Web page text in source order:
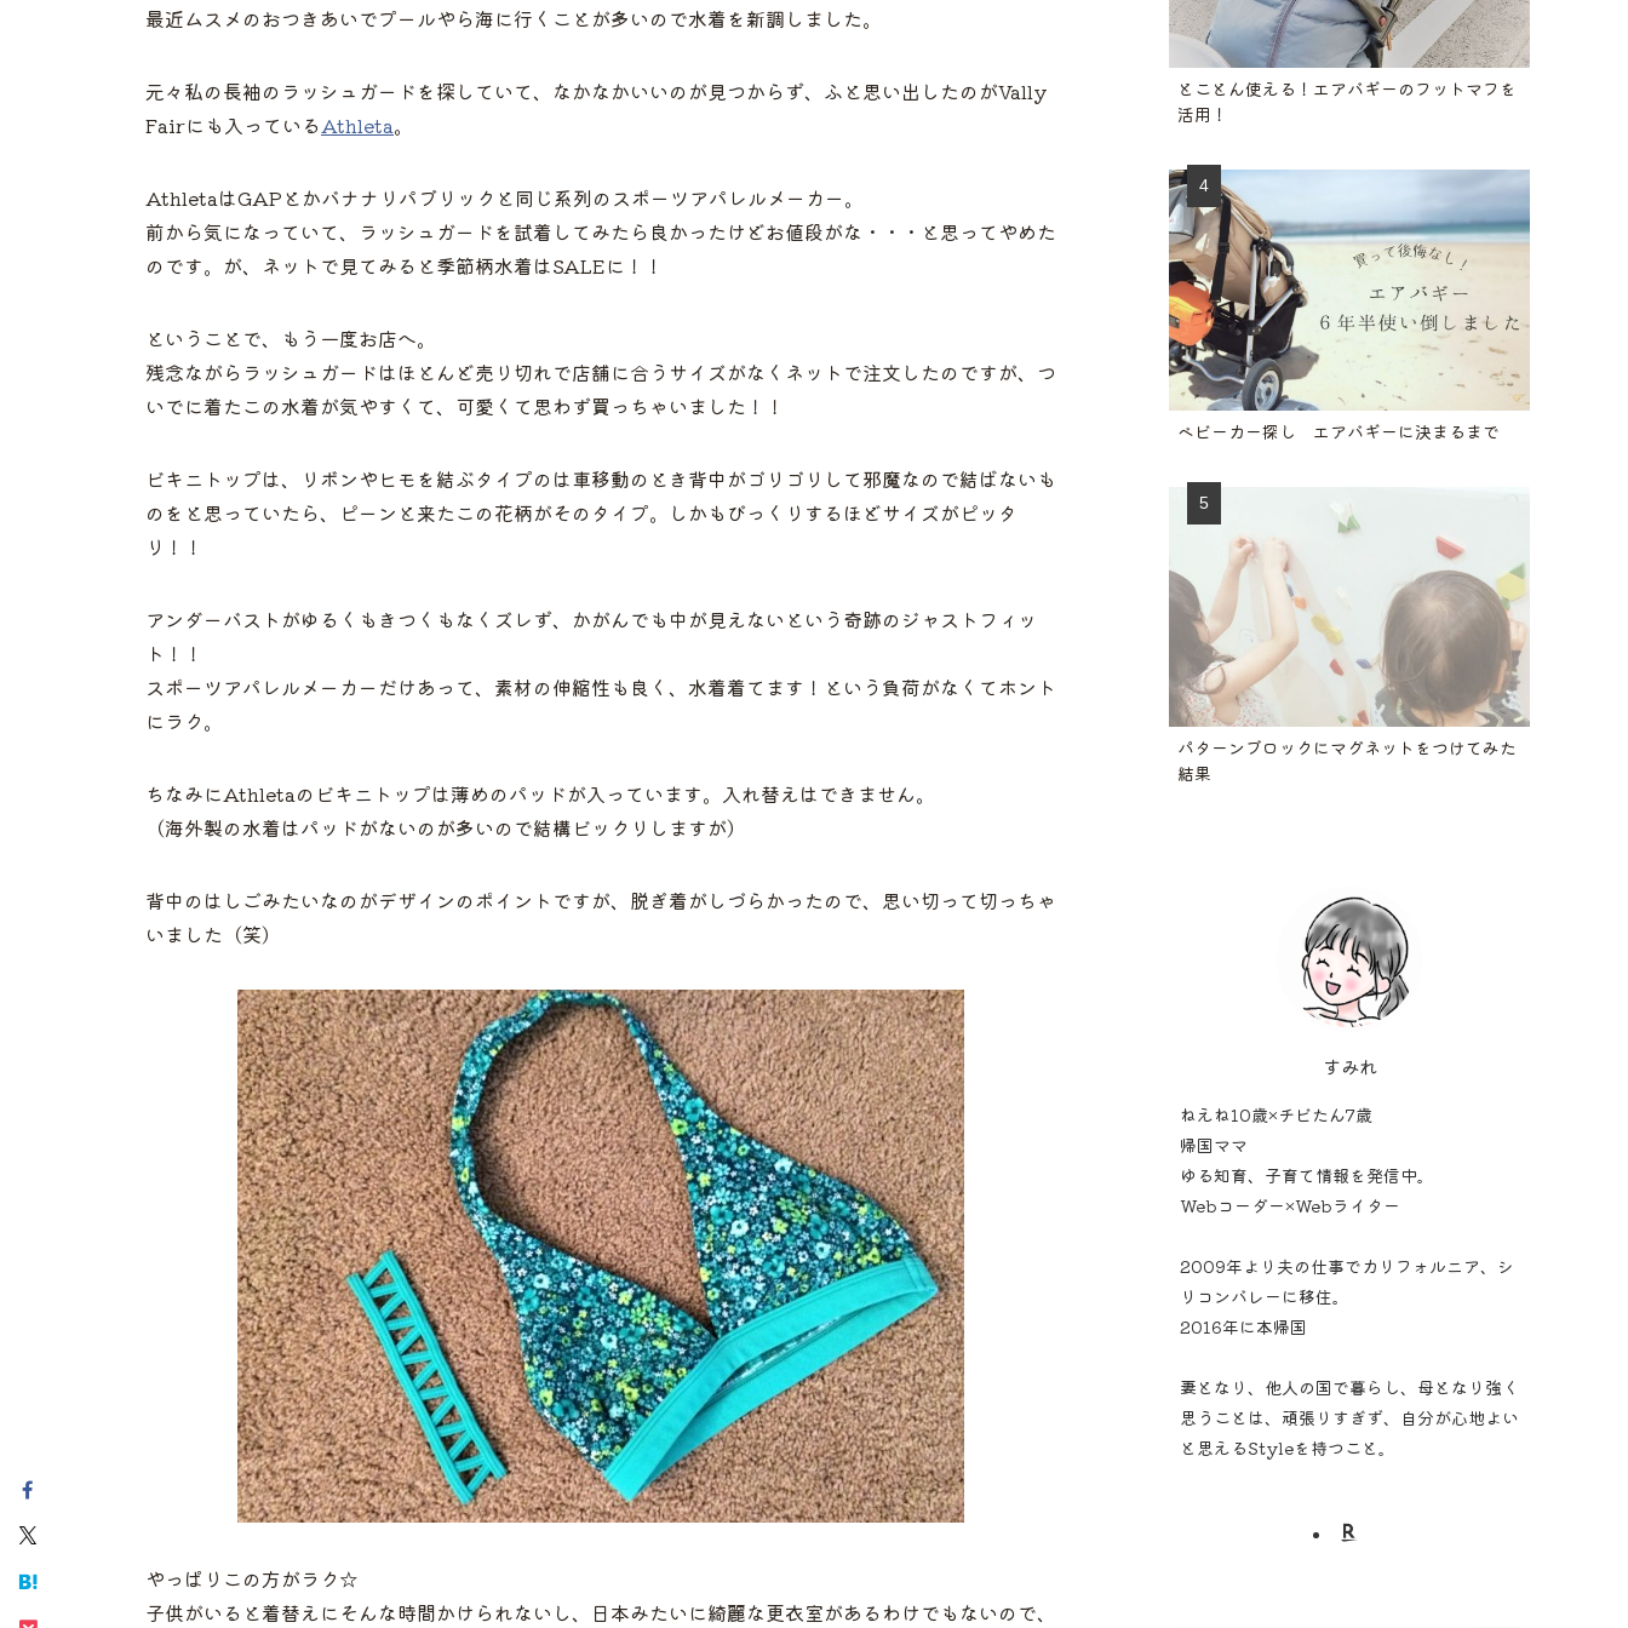
最近ムスメのおつきあいでプールやら海に行くことが多いので水着を新調しました。
元々私の長袖のラッシュガードを探していて、なかなかいいのが見つからず、ふと思い出したのがVally
Fairにも入っているAthleta。
AthletaはGAPとかバナナリパブリックと同じ系列のスポーツアパレルメーカー。
前から気になっていて、ラッシュガードを試着してみたら良かったけどお値段がな・・・と思ってやめた
のです。が、ネットで見てみると季節柄水着はSALEに！！
ということで、もう一度お店へ。
残念ながらラッシュガードはほとんど売り切れで店舗に合うサイズがなくネットで注文したのですが、つ
いでに着たこの水着が気やすくて、可愛くて思わず買っちゃいました！！
ビキニトップは、リボンやヒモを結ぶタイプのは車移動のとき背中がゴリゴリして邪魔なので結ばないも
のをと思っていたら、ピーンと来たこの花柄がそのタイプ。しかもびっくりするほどサイズがピッタ
リ！！
アンダーバストがゆるくもきつくもなくズレず、かがんでも中が見えないという奇跡のジャストフィッ
ト！！
スポーツアパレルメーカーだけあって、素材の伸縮性も良く、水着着てます！という負荷がなくてホント
にラク。
ちなみにAthletaのビキニトップは薄めのパッドが入っています。入れ替えはできません。
（海外製の水着はパッドがないのが多いので結構ビックリしますが）
背中のはしごみたいなのがデザインのポイントですが、脱ぎ着がしづらかったので、思い切って切っちゃ
いました（笑）
やっぱりこの方がラク☆
子供がいると着替えにそんな時間かけられないし、日本みたいに綺麗な更衣室があるわけでもないので、
とことん使える！エアバギーのフットマフを
活用！
ベビーカー探し エアバギーに決まるまで
パターンブロックにマグネットをつけてみた
結果
すみれ
ねえね10歳×チビたん7歳
帰国ママ
ゆる知育、子育て情報を発信中。
Webコーダー×Webライター
2009年より夫の仕事でカリフォルニア、シ
リコンバレーに移住。
2016年に本帰国
妻となり、他人の国で暮らし、母となり強く
思うことは、頑張りすぎず、自分が心地よい
と思えるStyleを持つこと。